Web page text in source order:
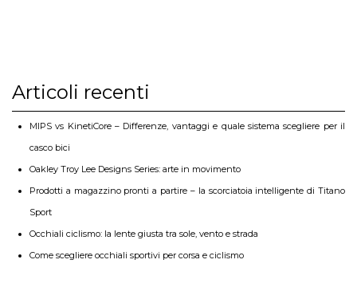
Articoli recenti
MIPS vs KinetiCore – Differenze, vantaggi e quale sistema scegliere per il
casco bici
Oakley Troy Lee Designs Series: arte in movimento
Prodotti a magazzino pronti a partire – la scorciatoia intelligente di Titano
Sport
Occhiali ciclismo: la lente giusta tra sole, vento e strada
Come scegliere occhiali sportivi per corsa e ciclismo